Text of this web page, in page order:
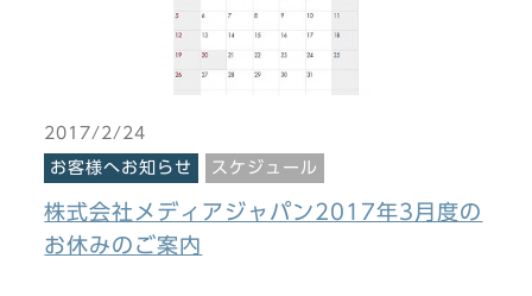
2017/2/24
お客様へお知らせ スケジュール
株式会社メディアジャパン2017年3月度の
お休みのご案内